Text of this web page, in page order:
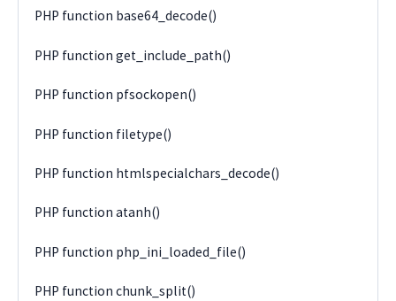
PHP function base64_decode()
PHP function get_include_path()
PHP function pfsockopen()
PHP function filetype()
PHP function htmlspecialchars_decode()
PHP function atanh()
PHP function php_ini_loaded_file()
PHP function chunk_split()